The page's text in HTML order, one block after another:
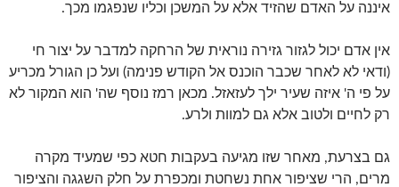
איננה על האדם שהזיד אלא על המשכן וכליו שנפגמו מכך.
אין אדם יכול לגזור גזירה נוראית של הרחקה למדבר על יצור חי
(ודאי לא לאחר שכבר הוכנס אל הקודש פנימה) ועל כן הגורל מכריע
על פי ה' איזה שעיר ילך לעזאזל. מכאן רמז נוסף שה' הוא המקור לא
רק לחיים ולטוב אלא גם למוות ולרע.
גם בצרעת, מאחר שזו מגיעה בעקבות חטא כפי שמעיד מקרה
מרים, הרי שציפור אחת נשחטת ומכפרת על חלק השגגה והציפור